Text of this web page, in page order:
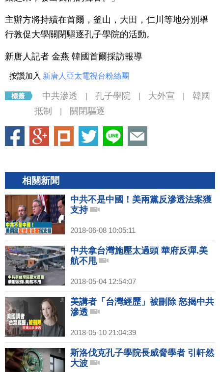
主辦方將持續在首爾，釜山，大田，仁川等地分別舉
行敦促大學關閉驅逐孔子學院的活動。
新唐人記者 金燕 韓國首爾採訪報導
按讚加入 新唐人亞太電視台粉絲團
中共滲透 孔子學院 大外宣
韓國
抵制
關閉驅逐
相關新聞
中共不是中國！美兩黨反滲透法案獲
支持
2018-06-08 10:05:11
中共拿台灣施壓太過頭 華府反彈.美
航不甩
2018-05-04 12:54:07
美講者「台灣經歷」被刪除 怒揭中共
滲透
2018-05-10 21:04:39
斯洛伐克孔子學院長威脅學者 引軒然
大波